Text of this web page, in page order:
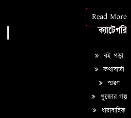
Read More
ক্যাটেগরি
বই পড়া
কথাবার্তা
স্মরণ
পুজোর গল্প
ধারাবাহিক